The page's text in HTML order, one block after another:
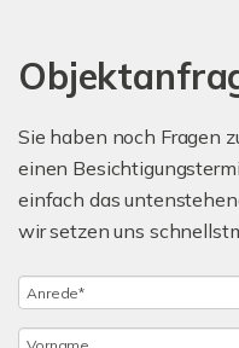
Sie haben noch Fragen
einen
einfach das
wir setzen uns